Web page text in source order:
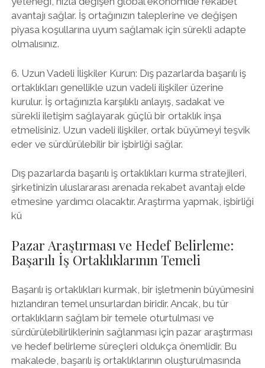
avantajı sağlar. İş ortağınızın taleplerine ve değişen
piyasa koşullarına uyum sağlamak için sürekli adapte
olmalısınız.
6. Uzun Vadeli İlişkiler Kurun: Dış pazarlarda başarılı iş
ortaklıkları genellikle uzun vadeli ilişkiler üzerine
kurulur. İş ortağınızla karşılıklı anlayış, sadakat ve
sürekli iletişim sağlayarak güçlü bir ortaklık inşa
etmelisiniz. Uzun vadeli ilişkiler, ortak büyümeyi teşvik
eder ve sürdürülebilir bir işbirliği sağlar.
Dış pazarlarda başarılı iş ortaklıkları kurma stratejileri,
şirketinizin uluslararası arenada rekabet avantajı elde
etmesine yardımcı olacaktır. Araştırma yapmak, işbirliği
kü
Pazar Araştırması ve Hedef Belirleme:
Başarılı İş Ortaklıklarının Temeli
Başarılı iş ortaklıkları kurmak, bir işletmenin büyümesini
hızlandıran temel unsurlardan biridir. Ancak, bu tür
ortaklıkların sağlam bir temele oturtulması ve
sürdürülebilirliklerinin sağlanması için pazar araştırması
ve hedef belirleme süreçleri oldukça önemlidir. Bu
makalede, başarılı iş ortaklıklarının oluşturulmasında